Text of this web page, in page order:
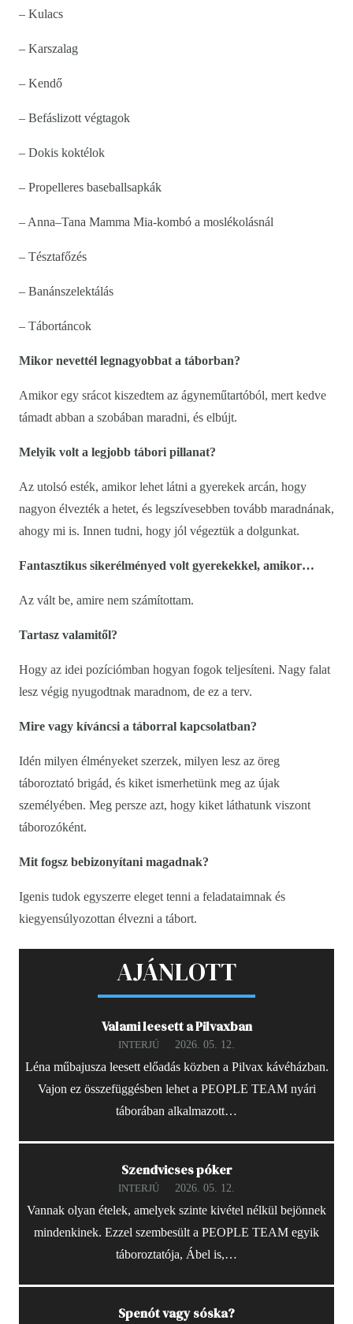
– Kulacs
– Karszalag
– Kendő
– Befáslizott végtagok
– Dokis koktélok
– Propelleres baseballsapkák
– Anna–Tana Mamma Mia-kombó a moslékolásnál
– Tésztafőzés
– Banánszelektálás
– Tábortáncok
Mikor nevettél legnagyobbat a táborban?
Amikor egy srácot kiszedtem az ágyneműtartóból, mert kedve
támadt abban a szobában maradni, és elbújt.
Melyik volt a legjobb tábori pillanat?
Az utolsó esték, amikor lehet látni a gyerekek arcán, hogy
nagyon élvezték a hetet, és legszívesebben tovább maradnának,
ahogy mi is. Innen tudni, hogy jól végeztük a dolgunkat.
Fantasztikus sikerélményed volt gyerekekkel, amikor…
Az vált be, amire nem számítottam.
Tartasz valamitől?
Hogy az idei pozíciómban hogyan fogok teljesíteni. Nagy falat
lesz végig nyugodtnak maradnom, de ez a terv.
Mire vagy kíváncsi a táborral kapcsolatban?
Idén milyen élményeket szerzek, milyen lesz az öreg
táboroztató brigád, és kiket ismerhetünk meg az újak
személyében. Meg persze azt, hogy kiket láthatunk viszont
táborozóként.
Mit fogsz bebizonyítani magadnak?
Igenis tudok egyszerre eleget tenni a feladataimnak és
kiegyensúlyozottan élvezni a tábort.
AJÁNLOTT
Valami leesett a Pilvaxban
INTERJÚ 2026. 05. 12.
Léna műbajusza leesett előadás közben a Pilvax kávéházban.
Vajon ez összefüggésben lehet a PEOPLE TEAM nyári
táborában alkalmazott…
Szendvicses póker
INTERJÚ 2026. 05. 12.
Vannak olyan ételek, amelyek szinte kivétel nélkül bejönnek
mindenkinek. Ezzel szembesült a PEOPLE TEAM egyik
táboroztatója, Ábel is,…
Spenót vagy sóska?